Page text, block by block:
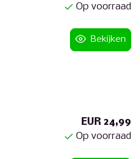
Op voorraad
Bekijken
EUR 24,99
Op voorraad